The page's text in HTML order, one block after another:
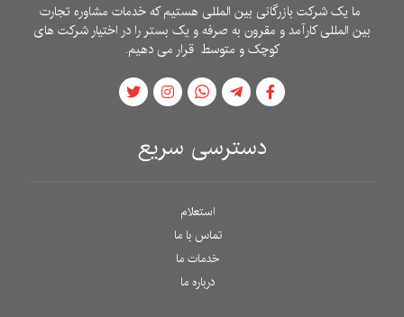
ما یک شرکت بازرگانی بین المللی هستیم که خدمات مشاوره تجارت
بین المللی کارآمد و مقرون به صرفه و یک بستر را در اختیار شرکت های
کوچک و متوسط ​​قرار می دهیم.
دسترسی سریع
استعلام
تماس با ما
خدمات ما
درباره ما